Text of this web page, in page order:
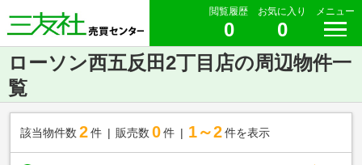
閲覧履歴
0
お気に入り
0
メニュー
ローソン西五反田2丁目店の周辺物件一
覧
該当物件数 2件 販売数 0 件 1～2 件を表示